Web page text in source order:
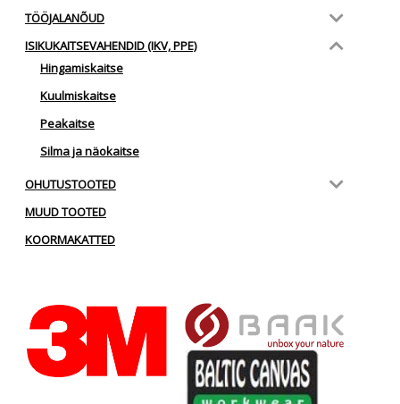
TÖÖJALANÕUD
ISIKUKAITSEVAHENDID (IKV, PPE)
Hingamiskaitse
Kuulmiskaitse
Peakaitse
Silma ja näokaitse
OHUTUSTOOTED
MUUD TOOTED
KOORMAKATTED